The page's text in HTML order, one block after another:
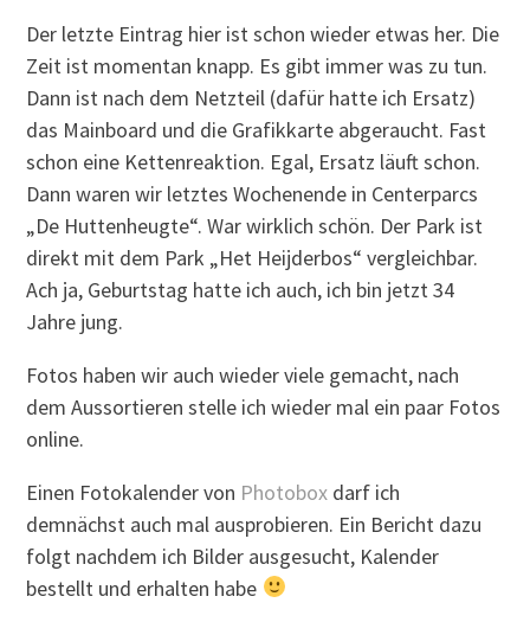
Der letzte Eintrag hier ist schon wieder etwas her. Die
Zeit ist momentan knapp. Es gibt immer was zu tun.
Dann ist nach dem Netzteil (dafür hatte ich Ersatz)
das Mainboard und die Grafikkarte abgeraucht. Fast
schon eine Kettenreaktion. Egal, Ersatz läuft schon.
Dann waren wir letztes Wochenende in Centerparcs
„De Huttenheugte“. War wirklich schön. Der Park ist
direkt mit dem Park „Het Heijderbos“ vergleichbar.
Ach ja, Geburtstag hatte ich auch, ich bin jetzt 34
Jahre jung.
Fotos haben wir auch wieder viele gemacht, nach
dem Aussortieren stelle ich wieder mal ein paar Fotos
online.
Einen Fotokalender von Photobox darf ich
demnächst auch mal ausprobieren. Ein Bericht dazu
folgt nachdem ich Bilder ausgesucht, Kalender
bestellt und erhalten habe